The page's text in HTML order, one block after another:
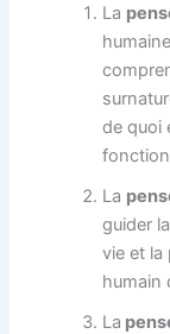
La
de quoi
La
guider
vie et la
humain
La